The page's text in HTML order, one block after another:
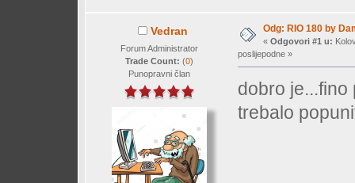
Vedran
Forum Administrator
Trade Count: (0)
Punopravni član
Odg: RIO 180 by
« Odgovori #1 u:
poslijepodne »
dobro je...fino
trebalo